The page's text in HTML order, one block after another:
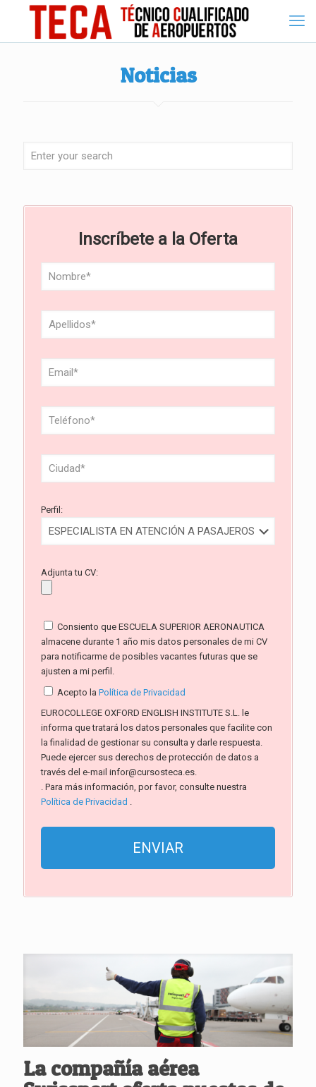
Noticias
Inscríbete a la Oferta
Perfil:
Adjunta tu CV:
Consiento que ESCUELA SUPERIOR AERONAUTICA
almacene durante 1 año mis datos personales de mi CV
para notificarme de posibles vacantes futuras que se
ajusten a mi perfil.
Acepto la Política de Privacidad
EUROCOLLEGE OXFORD ENGLISH INSTITUTE S.L. le
informa que tratará los datos personales que facilite con
la finalidad de gestionar su consulta y darle respuesta.
Puede ejercer sus derechos de protección de datos a
través del e-mail infor@cursosteca.es.
. Para más información, por favor, consulte nuestra
Política de Privacidad .
La compañía aérea